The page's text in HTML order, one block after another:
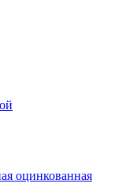
оцинкованная